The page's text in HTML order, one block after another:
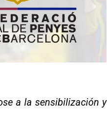
a la sensibilización y